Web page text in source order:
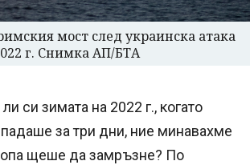
мост след украинска атака
г. Снимка АП/БТА
си зимата на 2022 г., когато
за три дни, ние минавахме
щеше да замръзне? По